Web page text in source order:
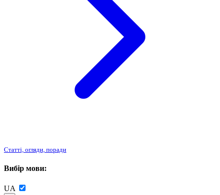
Статті, огляди, поради
Вибір мови:
UA